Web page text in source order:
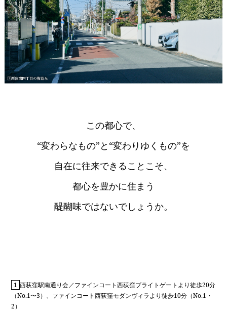
この都心で、
“変わらなもの”と“変わりゆくもの”を
自在に往来できることこそ、
都心を豊かに住まう
醍醐味ではないでしょうか。
1 西荻窪駅南通り会／ファインコート西荻窪ブライトゲートより徒歩20分
（No.1〜3）、ファインコート西荻窪モダンヴィラより徒歩10分（No.1・
2）